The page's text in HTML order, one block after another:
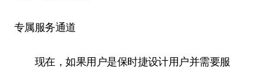
专属服务通道
现在，如果用户是保时捷设计用户并需要服